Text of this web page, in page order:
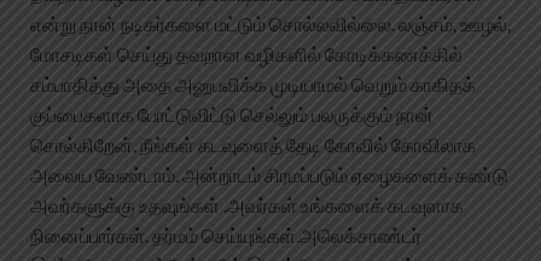
என்று நான் நடிகர்களை மட்டும் சொல்லவில்லை. லஞ்சம், ஊழல்,
மோசடிகள் செய்து தவறான வழிகளில் கோடிக்கணக்கில்
சம்பாதித்து அதை அனுபவிக்க முடியாமல் வெறும் காகிதக்
குப்பைகளாக போட்டுவிட்டு செல்லும் பலருக்கும் நான்
சொல்கிறேன். நீங்கள் கடவுளைத் தேடி கோவில் கோவிலாக
அலைய வேண்டாம். அன்றாடம் சிரமப்படும் ஏழைகளைக் கண்டு
அவர்களுக்கு உதவுங்கள் .அவர்கள் உங்களைக் கடவுளாக
நினைப்பார்கள். தர்மம் செய்யுங்கள்.அலெக்சாண்டர்